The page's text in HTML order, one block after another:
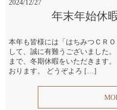
2024/12/27
年末年始休
本年も皆様には「はちみつＣＲ
して、誠に有難うございました。
まで、冬期休暇をいただきます
おります。 どうぞよろ […]